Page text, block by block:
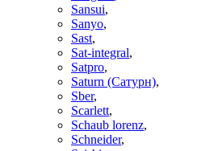
Sansui,
Sanyo,
Sast,
Sat-integral,
Satpro,
Saturn (Сатурн),
Sber,
Scarlett,
Schaub lorenz,
Schneider,